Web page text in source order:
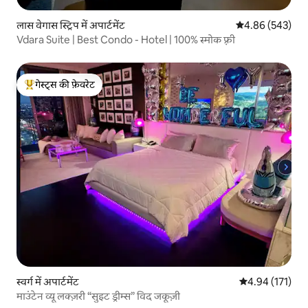
लास वेगास स्ट्रिप में अपार्टमेंट औसत रेटिंग 5 में से
4.86 (543)
Vdara Suite | Best Condo - Hotel | 100% स्मोक फ़्री
गेस्ट्स का टॉप फ़ेवरेट
गेस्ट्स की फ़ेवरेट
स्वर्ग में अपार्टमेंट औसत रेटिंग 5 में से
4.94 (171)
माउंटेन व्यू लक्ज़री “सुइट ड्रीम्स” विद जकूज़ी